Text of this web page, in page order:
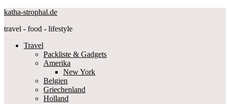
katha-strophal.de
travel - food - lifestyle
Travel
Packliste & Gadgets
Amerika
New York
Belgien
Griechenland
Holland